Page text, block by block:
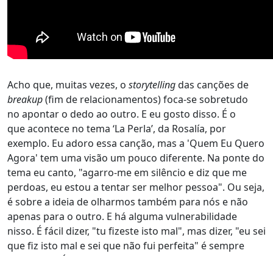
Acho que, muitas vezes, o storytellingdas canções de
breakup(fim de relacionamentos) foca-se sobretudo
no apontar o dedo ao outro. E eu gosto disso. É o
que acontece no tema ‘La Perla’, da Rosalía, por
exemplo. Eu adoro essa canção, mas a 'Quem Eu Quero
Agora' tem uma visão um pouco diferente. Na ponte do
tema eu canto, "agarro-me em silêncio e diz que me
perdoas, eu estou a tentar ser melhor pessoa". Ou seja,
é sobre a ideia de olharmos também para nós e não
apenas para o outro. E há alguma vulnerabilidade
nisso. É fácil dizer, "tu fizeste isto mal", mas dizer, "eu sei
que fiz isto mal e sei que não fui perfeita" é sempre